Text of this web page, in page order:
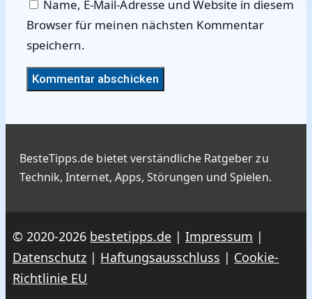
Name, E-Mail-Adresse und Website in diesem
Browser für meinen nächsten Kommentar
speichern.
BesteTipps.de bietet verständliche Ratgeber zu
Technik, Internet, Apps, Störungen und Spielen.
© 2020-2026 bestetipps.de| Impressum |
Datenschutz | Haftungsausschluss | Cookie-
Richtlinie EU